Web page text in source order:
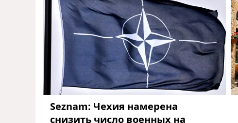
Seznam: Чехия намерена
снизить число военных на